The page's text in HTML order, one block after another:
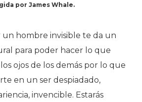
por James Whale.
un hombre invisible te da un
para poder hacer lo que
ojos de los demás por lo que
en un ser despiadado,
invencible. Estarás